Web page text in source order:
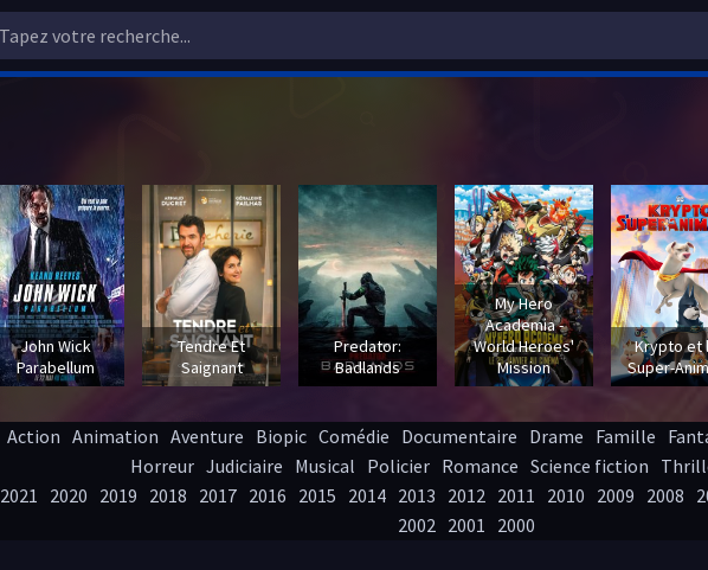
Action Animation Aventure Biopic Comédie Documentaire Drame Famille
Horreur Judiciaire Musical Policier Romance Science fiction
2021 2020 2019 2018 2017 2016 2015 2014 2013 2012 2011 2010 2009 2008
2002 2001 2000
John Wick
Parabellum
Tendre Et
Saignant
Predator:
Badlands
My Hero
Academia -
World Heroes'
Mission
Krypto et
Super-